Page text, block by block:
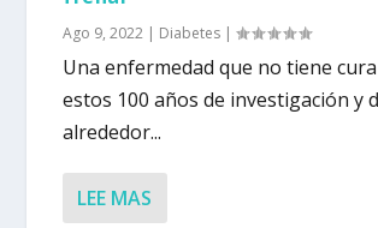
Ago 9, 2022 | Diabetes |
Una enfermedad que no tiene
estos 100 años de investigación y
alrededor...
LEE MAS